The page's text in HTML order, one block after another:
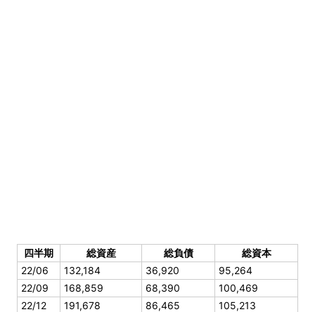
四半期 総資産 総負債
総資本
22/06
132,184 36,920
95,264
22/09
168,859 68,390
100,469
22/12
191,678 86,465
105,213